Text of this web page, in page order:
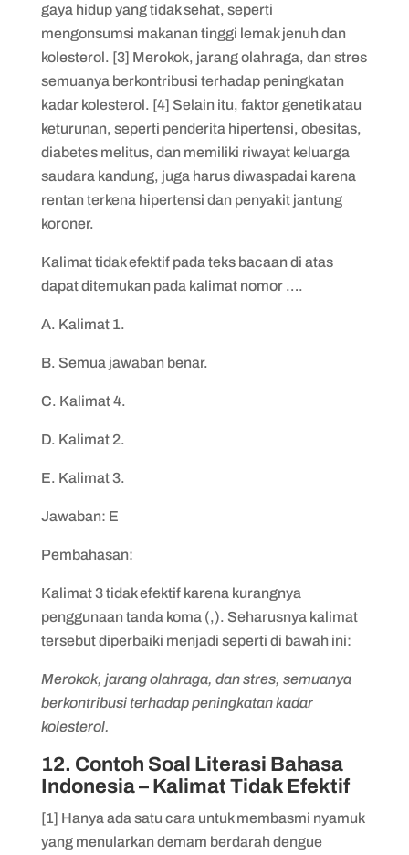
gaya hidup yang tidak sehat, seperti
mengonsumsi makanan tinggi lemak jenuh dan
kolesterol. [3] Merokok, jarang olahraga, dan stres
semuanya berkontribusi terhadap peningkatan
kadar kolesterol. [4] Selain itu, faktor genetik atau
keturunan, seperti penderita hipertensi, obesitas,
diabetes melitus, dan memiliki riwayat keluarga
saudara kandung, juga harus diwaspadai karena
rentan terkena hipertensi dan penyakit jantung
koroner.
Kalimat tidak efektif pada teks bacaan di atas
dapat ditemukan pada kalimat nomor ….
A. Kalimat 1.
B. Semua jawaban benar.
C. Kalimat 4.
D. Kalimat 2.
E. Kalimat 3.
Jawaban: E
Pembahasan:
Kalimat 3 tidak efektif karena kurangnya
penggunaan tanda koma (,). Seharusnya kalimat
tersebut diperbaiki menjadi seperti di bawah ini:
Merokok, jarang olahraga, dan stres, semuanya
berkontribusi terhadap peningkatan kadar
kolesterol.
12. Contoh Soal Literasi Bahasa
Indonesia – Kalimat Tidak Efektif
[1] Hanya ada satu cara untuk membasmi nyamuk
yang menularkan demam berdarah dengue